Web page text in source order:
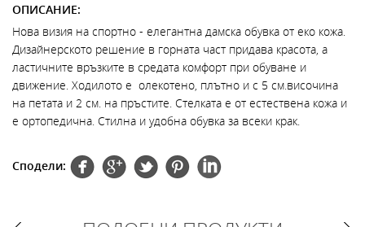
ОПИСАНИЕ:
Нова визия на спортно - елегантна дамска обувка от еко кожа.
Дизайнерското решение в горната част придава красота, а
ластичните връзките в средата комфорт при обуване и
движение. Ходилото е олекотено, плътно и с 5 см.височина
на петата и 2 см. на пръстите. Стелката е от естествена кожа и
е ортопедична. Стилна и удобна обувка за всеки крак.
Сподели: